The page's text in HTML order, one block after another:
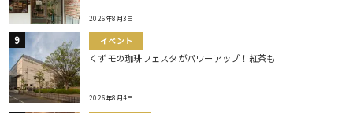
2026年8月3日
イベント
くずモの珈琲フェスタがパワーアップ！紅茶も
2026年8月4日